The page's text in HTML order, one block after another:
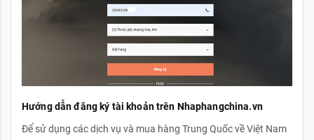
Hướng dẫn đăng ký tài khoản trên Nhaphangchina.vn
Để sử dụng các dịch vụ và mua hàng Trung Quốc về Việt Nam